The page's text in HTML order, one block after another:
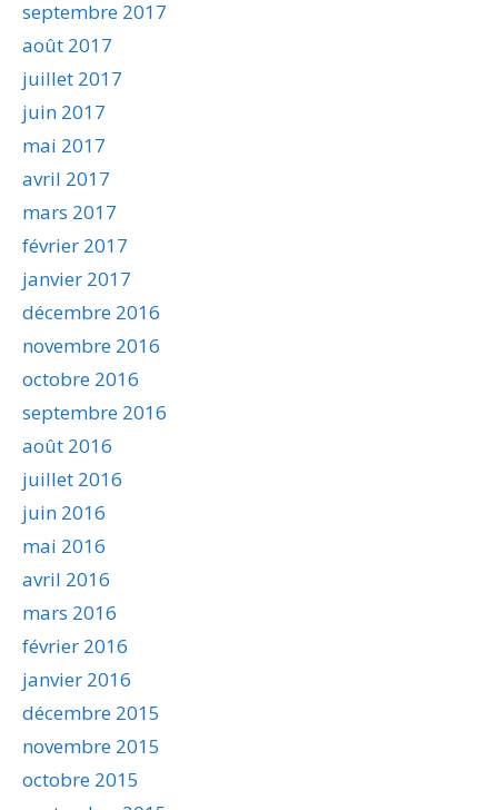
septembre 2017
août 2017
juillet 2017
juin 2017
mai 2017
avril 2017
mars 2017
février 2017
janvier 2017
décembre 2016
novembre 2016
octobre 2016
septembre 2016
août 2016
juillet 2016
juin 2016
mai 2016
avril 2016
mars 2016
février 2016
janvier 2016
décembre 2015
novembre 2015
octobre 2015